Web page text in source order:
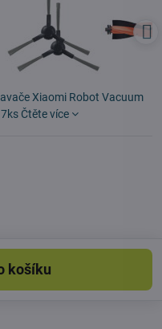
Xiaomi Robot Vacuum
Čtěte více
košíku